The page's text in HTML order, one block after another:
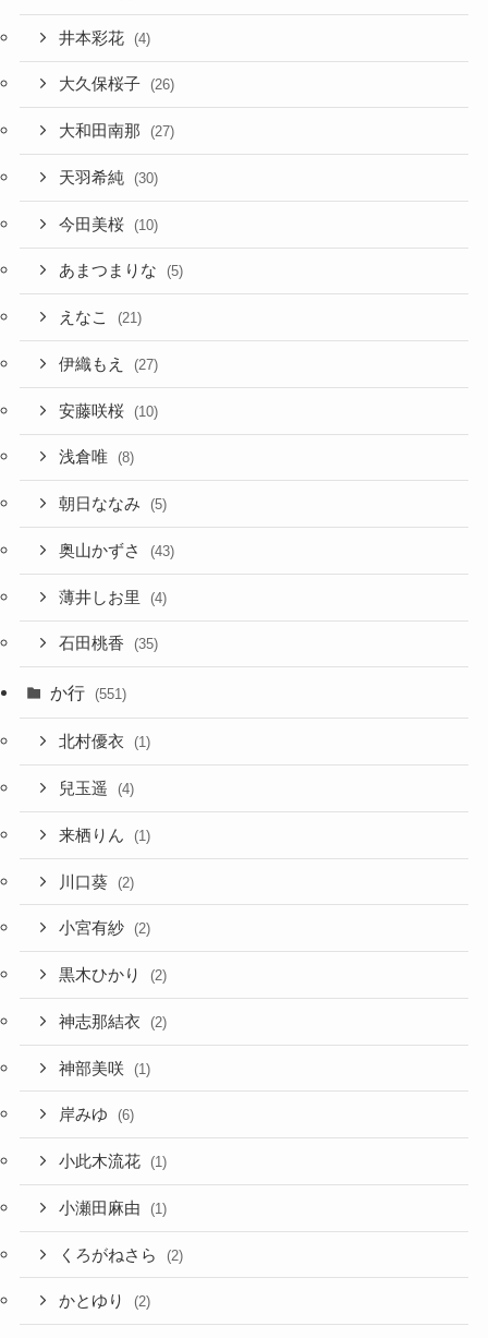
井本彩花 (4)
大久保桜子 (26)
大和田南那 (27)
天羽希純 (30)
今田美桜 (10)
あまつまりな (5)
えなこ (21)
伊織もえ (27)
安藤咲桜 (10)
浅倉唯 (8)
朝日ななみ (5)
奥山かずさ (43)
薄井しお里 (4)
石田桃香 (35)
か行 (551)
北村優衣 (1)
兒玉遥 (4)
来栖りん (1)
川口葵 (2)
小宮有紗 (2)
黒木ひかり (2)
神志那結衣 (2)
神部美咲 (1)
岸みゆ (6)
小此木流花 (1)
小瀬田麻由 (1)
くろがねさら (2)
かとゆり (2)